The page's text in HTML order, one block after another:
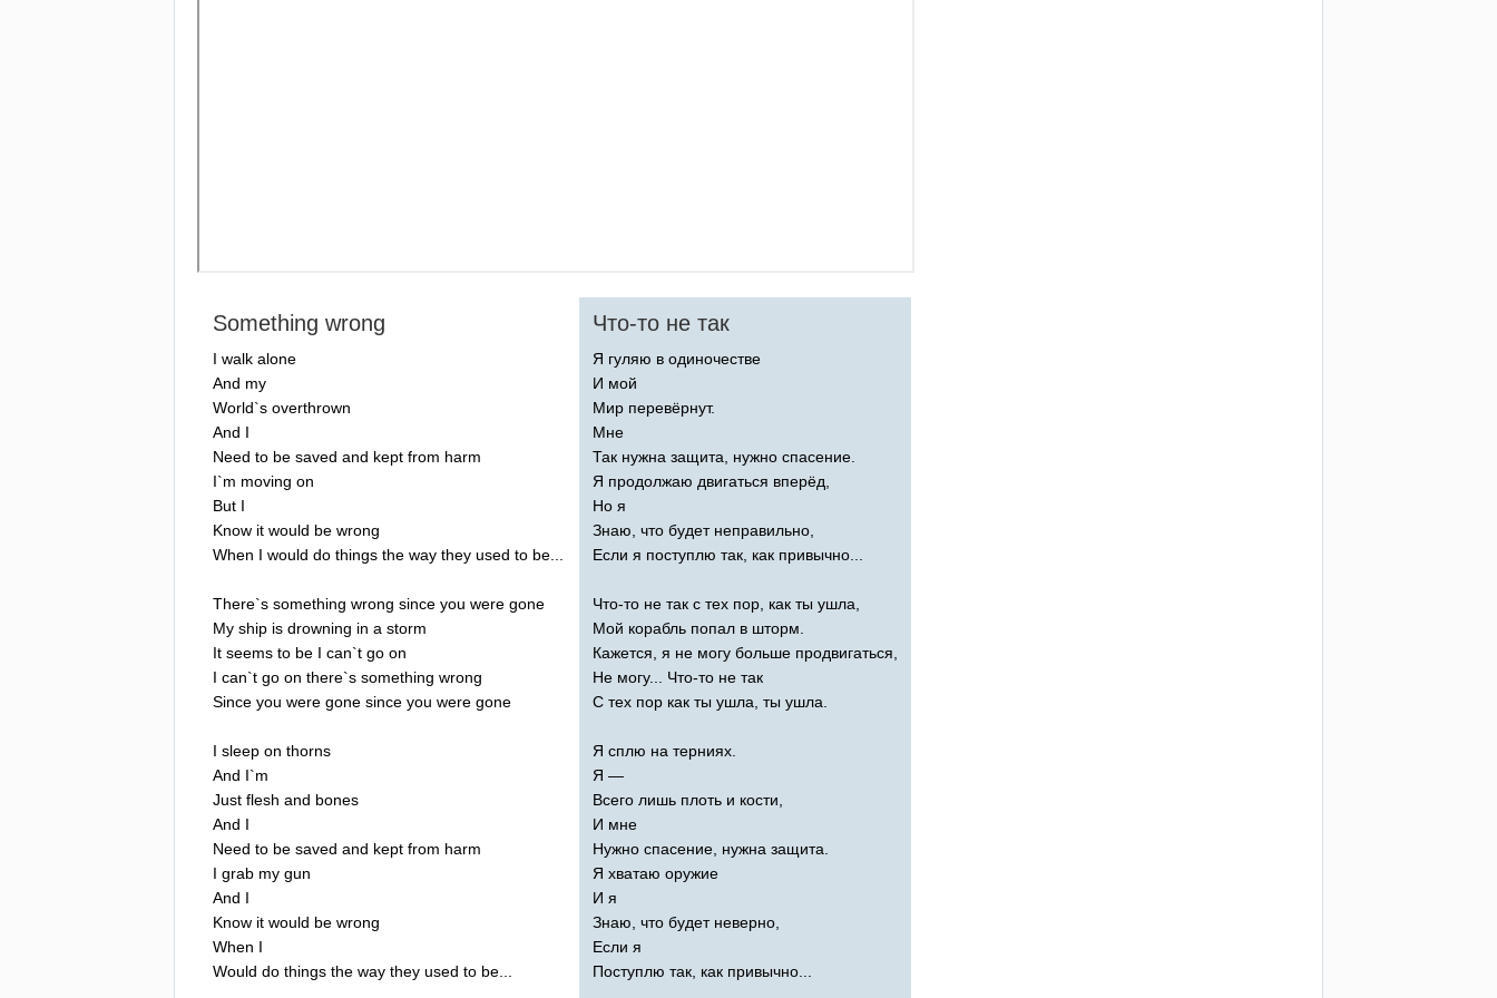
Something wrong
I walk alone
And my
World`s overthrown
And I
Need to be saved and kept from harm
I`m moving on
But I
Know it would be wrong
When I would do things the way they used to be
There`s something wrong since you were gone
My ship is drowning in a storm
It seems to be I can`t go on
I can`t go on there`s something wrong
Since you were gone since you were gone
I sleep on thorns
And I`m
Just flesh and bones
And I
Need to be saved and kept from harm
I grab my gun
And I
Know it would be wrong
When I
Would do things the way they used to be
Что-то не так
Я гуляю в одиночестве
И мой
Мир перевёрнут.
Мне
Так нужна защита, нужно спасение.
Я продолжаю двигаться вперёд,
Но я
Знаю, что будет неправильно,
Если я поступлю так, как привычно...
Что-то не так с тех пор, как ты ушла,
Мой корабль попал в шторм.
Кажется, я не могу больше продвигаться,
Не могу... Что-то не так
С тех пор как ты ушла, ты ушла.
Я сплю на терниях.
Я —
Всего лишь плоть и кости,
И мне
Нужно спасение, нужна защита.
Я хватаю оружие
И я
Знаю, что будет неверно,
Если я
Поступлю так, как привычно...